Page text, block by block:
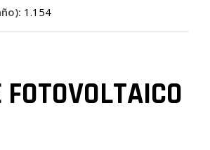
1.154